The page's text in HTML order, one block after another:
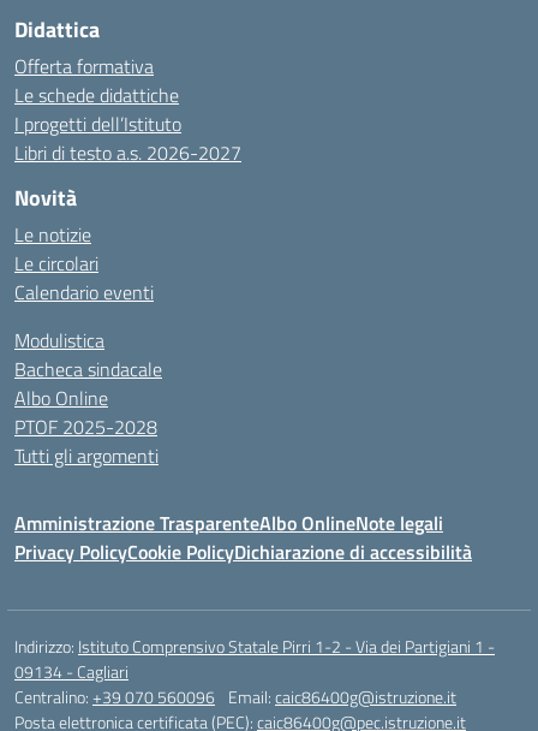
Didattica
Offerta formativa
Le schede didattiche
I progetti dell’Istituto
Libri di testo a.s. 2026-2027
Novità
Le notizie
Le circolari
Calendario eventi
Modulistica
Bacheca sindacale
Albo Online
PTOF 2025-2028
Tutti gli argomenti
Amministrazione TrasparenteAlbo OnlineNote legali
Privacy PolicyCookie PolicyDichiarazione di accessibilità
Indirizzo: Istituto Comprensivo Statale Pirri 1-2 - Via dei Partigiani 1 -
09134 - Cagliari
Centralino:+39 070 560096 Email:caic86400g@istruzione.it
Posta elettronica certificata (PEC):caic86400g@pec.istruzione.it